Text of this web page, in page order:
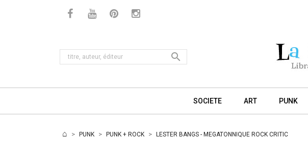

SOCIETE ART PUNK
PUNK PUNK + ROCK LESTER BANGS - MEGATONNIQUE ROCK CRITIC